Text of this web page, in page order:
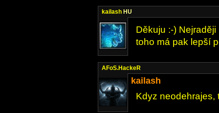
kailash HU
Děkuju :-)
toho má pak lepší
AFoS.HackeR
kailash
Kdyz neodehrajes,